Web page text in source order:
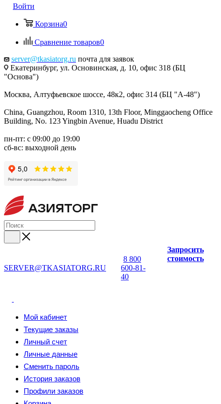
Войти
Корзина0
Сравнение товаров0
server@tkasiatorg.ru почта для заявок
Екатеринбург, ул. Основинская, д. 10, офис 318 (БЦ
"Основа")
Москва, Алтуфьевское шоссе, 48к2, офис 314 (БЦ "А-48")
China, Guangzhou, Room 1310, 13th Floor, Minggaocheng Office
Building, No. 123 Yingbin Avenue, Huadu District
пн-пт: с 09:00 до 19:00
сб-вс: выходной день
SERVER@TKASIATORG.RU
8 800
600-81-
40
Запросить
стоимость
Мой кабинет
Текущие заказы
Личный счет
Личные данные
Сменить пароль
История заказов
Профили заказов